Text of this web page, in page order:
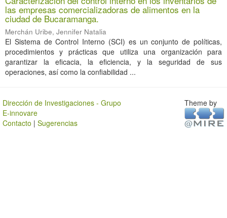
las empresas comercializadoras de alimentos en la
ciudad de Bucaramanga.
Merchán Uribe, Jennifer Natalia
El Sistema de Control Interno (SCI) es un conjunto de políticas,
procedimientos y prácticas que utiliza una organización para
garantizar la eficacia, la eficiencia, y la seguridad de sus
operaciones, así como la confiabilidad ...
Dirección de Investigaciones - Grupo
E-innovare
Contacto | Sugerencias
Theme by